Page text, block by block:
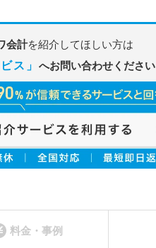
会計を紹介してほしい方は
ス」へお問い合わせください
料金・事例